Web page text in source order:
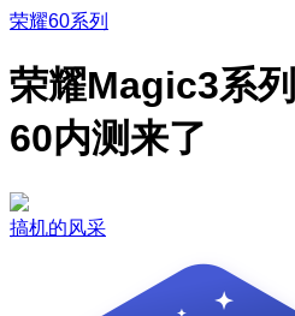
荣耀60系列
荣耀Magic3系
60内测来了
搞机的风采